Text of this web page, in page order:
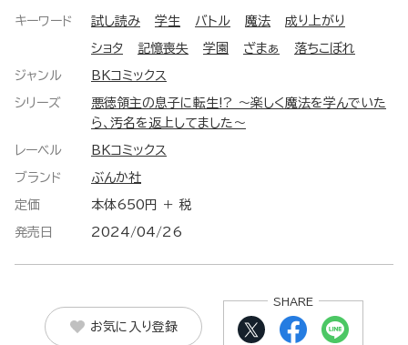
キーワード 試し読み 学生 バトル 魔法 成り上がり
ショタ 記憶喪失 学園 ざまぁ 落ちこぼれ
ジャンル BKコミックス
シリーズ
悪徳領主の息子に転生!? ～楽しく魔法を学んでいた
ら、汚名を返上してました～
レーベル BKコミックス
ブランド ぶんか社
定価 本体650円 ＋ 税
発売日 2024/04/26
お気に入り登録
SHARE